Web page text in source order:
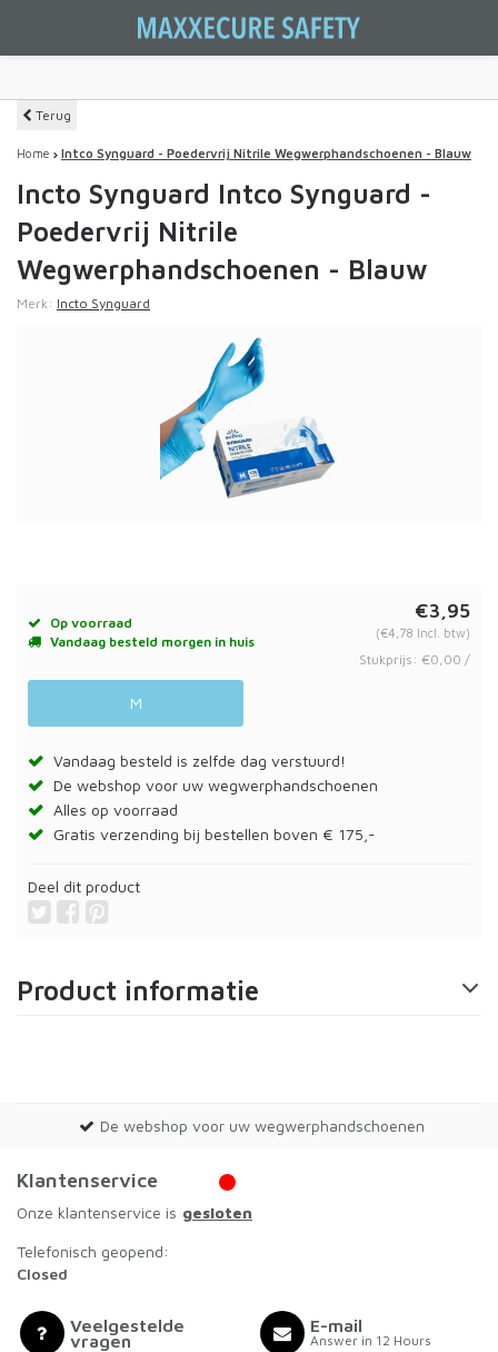
Terug
Home Intco Synguard - Poedervrij Nitrile Wegwerphandschoenen - Blauw
Incto Synguard Intco Synguard -
Poedervrij Nitrile
Wegwerphandschoenen - Blauw
Merk: Incto Synguard
Op voorraad
Vandaag besteld morgen in huis
€3,95
(€4,78 Incl. btw)
Stukprijs: €0,00 /
M
Vandaag besteld is zelfde dag verstuurd!
De webshop voor uw wegwerphandschoenen
Alles op voorraad
Gratis verzending bij bestellen boven € 175,-
Deel dit product
Product informatie
De webshop voor uw wegwerphandschoenen
Klantenservice
Onze klantenservice is gesloten
Telefonisch geopend:
Closed
Veelgestelde
vragen
E-mail
Answer in 12 Hours